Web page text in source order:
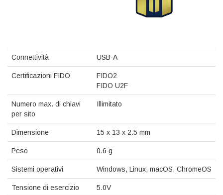
Connettività USB-A
Certificazioni FIDO
FIDO2
FIDO U2F
Numero max. di chiavi
per sito
Illimitato
Dimensione 15 x 13 x 2.5 mm
Peso 0.6 g
Sistemi operativi Windows, Linux, macOS, ChromeOS
Tensione di esercizio 5.0V